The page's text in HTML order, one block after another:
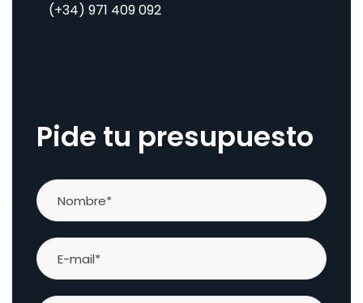
(+34) 971 409 092
Pide tu presupuesto